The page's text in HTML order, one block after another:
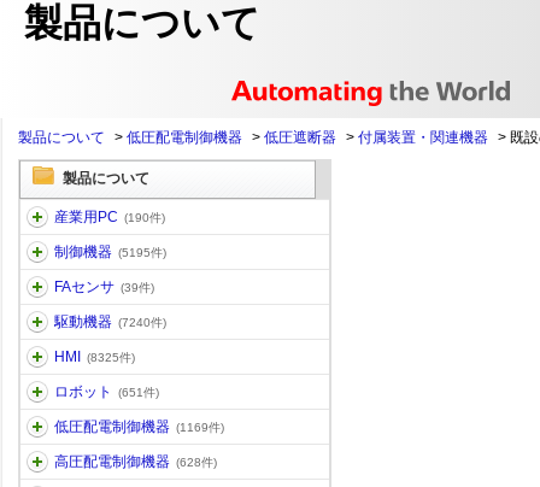
製品について
製品について > 低圧配電制御機器 > 低圧遮断器 > 付属装置・関連機器 > 既
製品について
産業用PC (190件)
制御機器 (5195件)
FAセンサ (39件)
駆動機器 (7240件)
HMI (8325件)
ロボット (651件)
低圧配電制御機器 (1169件)
高圧配電制御機器 (628件)